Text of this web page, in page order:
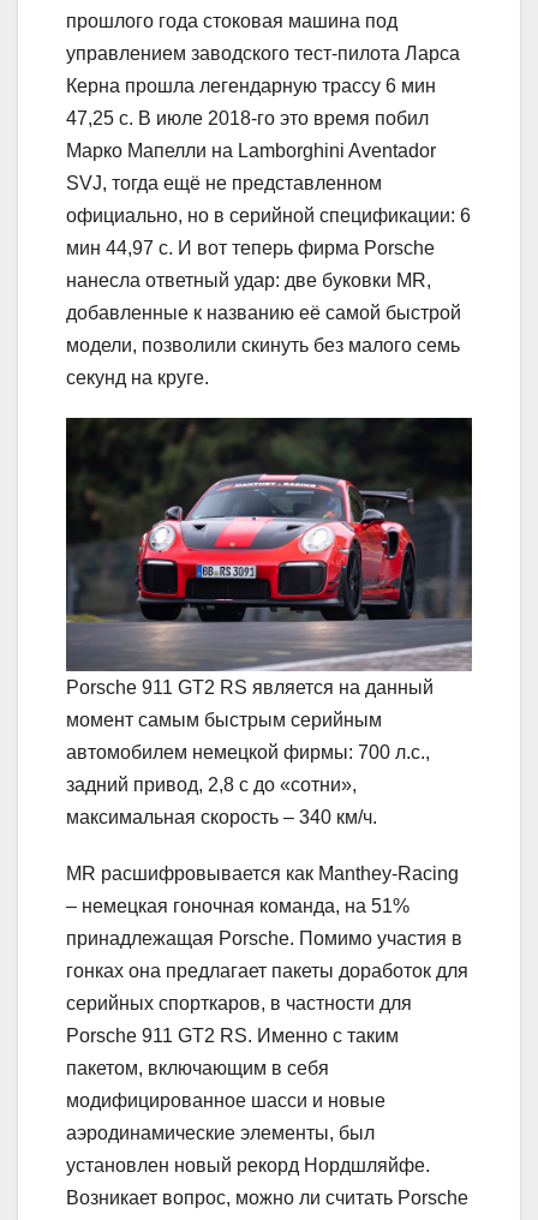
прошлого года стоковая машина под
управлением заводского тест-пилота Ларса
Керна прошла легендарную трассу 6 мин
47,25 с. В июле 2018-го это время побил
Марко Мапелли на Lamborghini Aventador
SVJ, тогда ещё не представленном
официально, но в серийной спецификации: 6
мин 44,97 с. И вот теперь фирма Porsche
нанесла ответный удар: две буковки MR,
добавленные к названию её самой быстрой
модели, позволили скинуть без малого семь
секунд на круге.
Porsche 911 GT2 RS является на данный
момент самым быстрым серийным
автомобилем немецкой фирмы: 700 л.с.,
задний привод, 2,8 с до «сотни»,
максимальная скорость – 340 км/ч.
MR расшифровывается как Manthey-Racing
– немецкая гоночная команда, на 51%
принадлежащая Porsche. Помимо участия в
гонках она предлагает пакеты доработок для
серийных спорткаров, в частности для
Porsche 911 GT2 RS. Именно с таким
пакетом, включающим в себя
модифицированное шасси и новые
аэродинамические элементы, был
установлен новый рекорд Нордшляйфе.
Возникает вопрос, можно ли считать Porsche